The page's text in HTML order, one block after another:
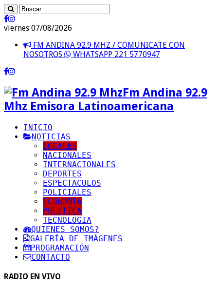
viernes 07/08/2026
FM ANDINA 92.9 MHZ / COMUNICATE CON
NOSOTROS
WHATSAPP 221 5770947
Fm Andina 92.9
Mhz Emisora Latinoamericana
INICIO
NOTICIAS
LOCALES
NACIONALES
INTERNACIONALES
DEPORTES
ESPECTACULOS
POLICIALES
ECONOMIA
POLITICA
TECNOLOGIA
QUIENES SOMOS?
GALERÍA DE IMÁGENES
PROGRAMACIÓN
CONTACTO
RADIO EN VIVO